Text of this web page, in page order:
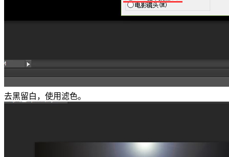
去黑留白，使用滤色。